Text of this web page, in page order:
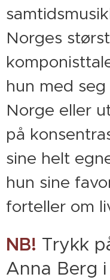
Norges
hun med
Norge eller
på
sine helt
hun sine
forteller om
NB! Trykk
Anna Berg i